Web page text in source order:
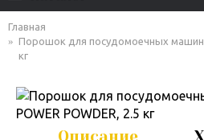
Главная
Порошок для посудомоечных машин
кг